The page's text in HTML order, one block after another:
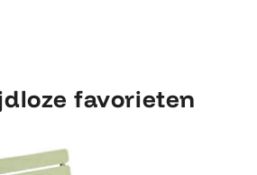
favorieten